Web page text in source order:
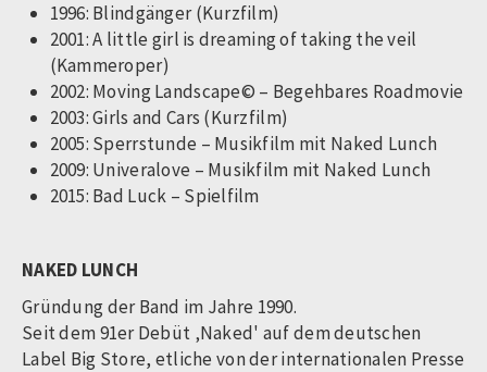
1996: Blindgänger (Kurzfilm)
2001: A little girl is dreaming of taking the veil
(Kammeroper)
2002: Moving Landscape© – Begehbares Roadmovie
2003: Girls and Cars (Kurzfilm)
2005: Sperrstunde – Musikfilm mit Naked Lunch
2009: Univeralove – Musikfilm mit Naked Lunch
2015: Bad Luck – Spielfilm
NAKED LUNCH
Gründung der Band im Jahre 1990.
Seit dem 91er Debüt ‚Naked' auf dem deutschen
Label Big Store, etliche von der internationalen Presse